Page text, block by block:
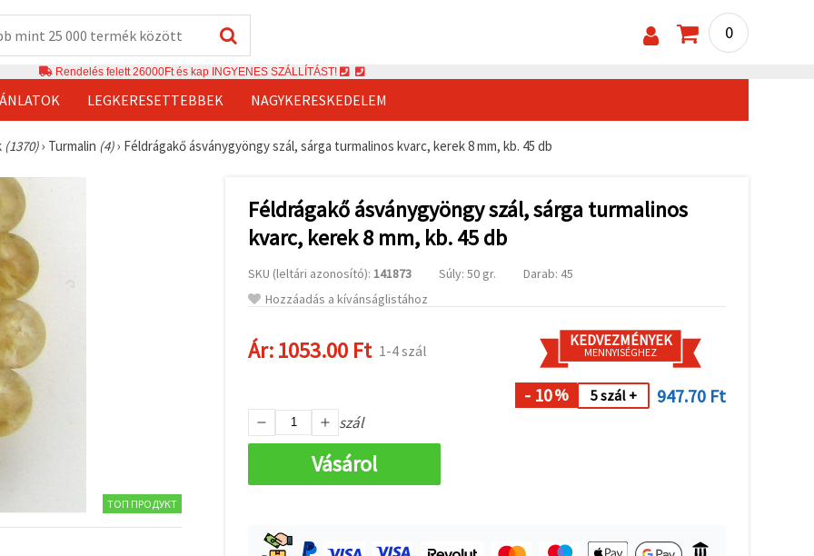
0
Rendelés felett 26000Ft és kap INGYENES SZÁLLÍTÁST!
LEGKERESETTEBBEK NAGYKERESKEDELEM
(1370)› Turmalin (4)› Féldrágakő ásványgyöngy szál, sárga turmalinos kvarc, kerek 8 mm, kb. 45 db
ТОП ПРОДУКТ
Féldrágakő ásványgyöngy szál, sárga turmalinos
kvarc, kerek 8 mm, kb. 45 db
SKU (leltári azonosító): 141873 Súly: 50 gr.
Darab: 45
Hozzáadás a kívánságlistához
Ár:1053.00 Ft 1-4 szál
KEDVEZMÉNYEK
MENNYISÉGHEZ
- 10% 5 szál + 947.70 Ft
szál
Vásárol